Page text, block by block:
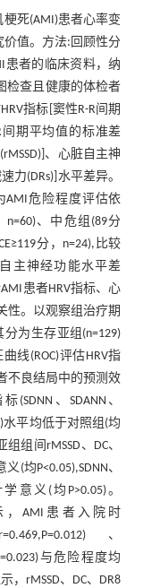
死(AMI)患者心率变
价值。方法:回顾性分
患者的临床资料，纳
检查且健康的体检者
指标[窦性R-R间期
间期平均值的标准差
、心脏自主神
力(DRs)]水平差异。
AMI危险程度评估依
n=60)、中危组(89分
分，n=24),比较
主神经功能水平差
患者HRV指标、心
性。以观察组治疗期
为生存亚组(n=129)
线(ROC)评估HRV指
不良结局中的预测效
、SDANN、
水平均低于对照组(均
组间rMSSD、DC、
(均P<0.05),SDNN、
意义(均P>0.05)。
，AMI患者入院时
、
与危险程度均
，rMSSD、DC、DR8